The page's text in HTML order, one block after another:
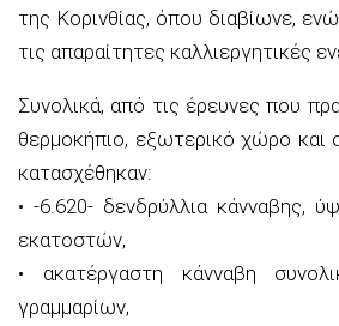
της Κορινθίας, όπου διαβίωνε,
τις απαραίτητες καλλιεργητικές
Συνολικά, από τις έρευνες που
θερμοκήπιο, εξωτερικό χώρο και
κατασχέθηκαν:
• -6.620- δενδρύλλια κάνναβης,
εκατοστών,
• ακατέργαστη κάνναβη
γραμμαρίων,